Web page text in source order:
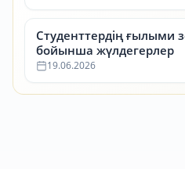
Студенттердің ғылыми
бойынша жүлдегерлер
19.06.2026